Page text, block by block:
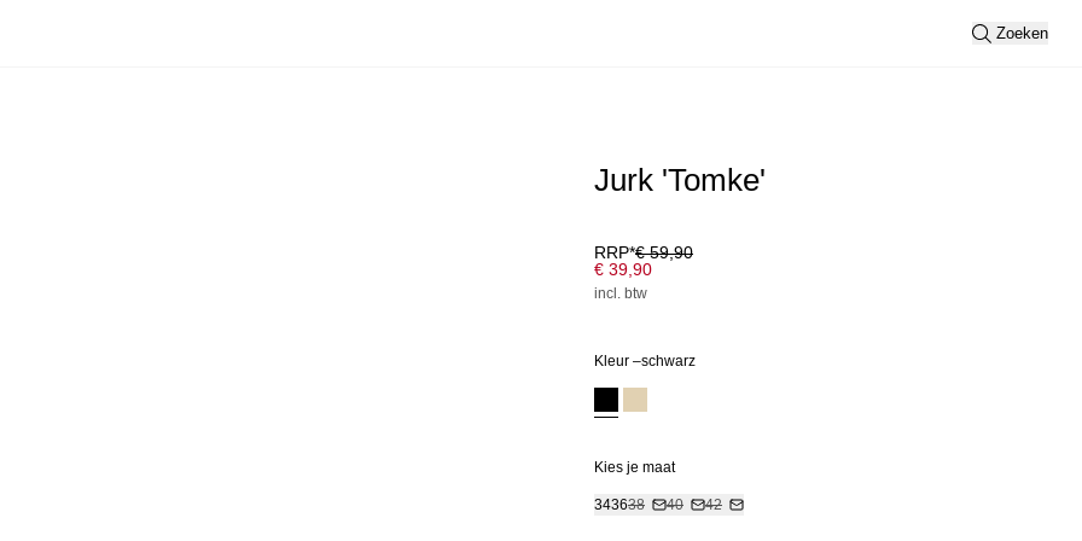
Zoeken
Jurk 'Tomke'
RRP*€ 59,90
€ 39,90
incl. btw
Kleur –schwarz
Kies je maat
343638 40 42